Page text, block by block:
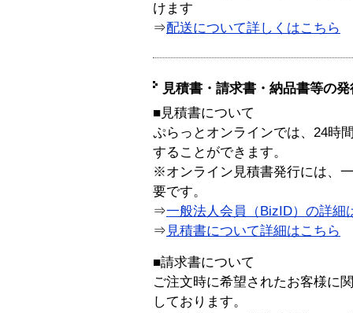
けます
⇒配送について詳しくはこちら
見積書・請求書・納品書等の
■見積書について
ぷらっとオンラインでは、24時
することができます。
※オンライン見積書発行には、
要です。
⇒一般法人会員（BizID）の詳細
⇒ 見積書について詳細はこちら
■請求書について
ご注文時に希望されたお客様に
しております。